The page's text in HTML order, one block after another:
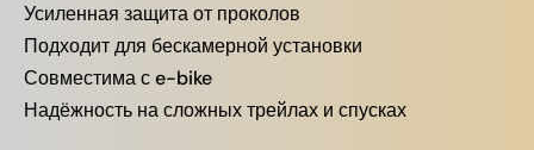
Усиленная защита от проколов
Подходит для бескамерной установки
Совместима с e-bike
Надёжность на сложных трейлах и спусках